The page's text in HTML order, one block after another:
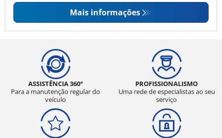
Mais informações
ASSISTÊNCIA 360°
Para a manutenção regular do
veículo
PROFISSIONALISMO
Uma rede de especialistas ao seu
serviço